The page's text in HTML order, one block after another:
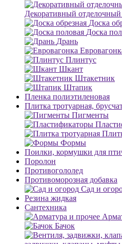
Декоративный
Доска
Доска
Дрань
Плинтус
Шкант
Штакетник
Штапик
Пленка полиэтиленовая
Плитка тротуарная,
Пигменты
Формы
Поилки, кормушки для
Поролон
Противогололед
Противоморозная добавка
Сад и
Резина жидкая
Сантехника
Бачок